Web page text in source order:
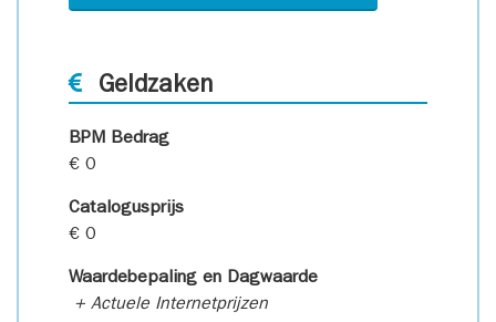
Geldzaken
BPM Bedrag
€ 0
Catalogusprijs
€ 0
Waardebepaling en Dagwaarde
+ Actuele Internetprijzen